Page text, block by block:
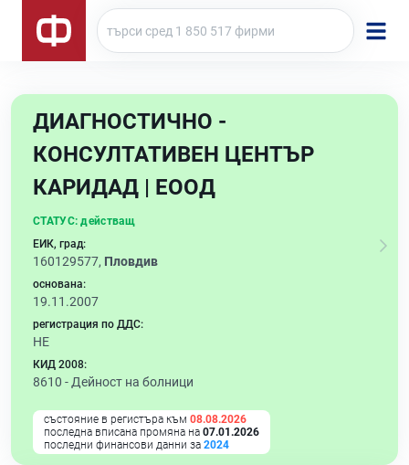
ДИАГНОСТИЧНО -
КОНСУЛТАТИВЕН ЦЕНТЪР
КАРИДАД | ЕООД
СТАТУС: действащ
ЕИК, град:
160129577, Пловдив
основана:
19.11.2007
регистрация по ДДС:
НЕ
КИД 2008:
8610 - Дейност на болници
състояние в регистъра към 08.08.2026
последна вписана промяна на 07.01.2026
последни финансови данни за 2024